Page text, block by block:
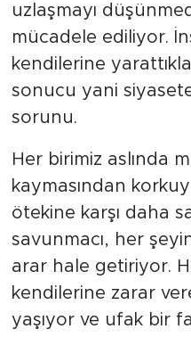
uzlaşmayı
mücadele ediliyor.
kendilerine
sonucu yani siyasete
sorunu.
Her birimiz aslında
kaymasından
ötekine karşı daha
savunmacı, her
arar hale getiriyor.
kendilerine zarar
yaşıyor ve ufak bir